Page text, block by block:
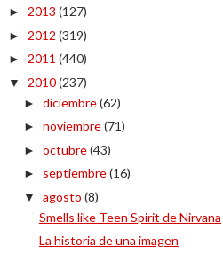
► 2013 (127)
► 2012 (319)
► 2011 (440)
▼ 2010(237)
► diciembre(62)
► noviembre(71)
► octubre(43)
► septiembre(16)
▼ agosto (8)
Smells like Teen Spirit de Nirvana
La historia de una imagen